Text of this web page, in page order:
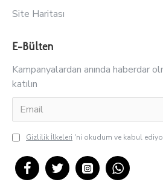
Site Haritası
E-Bülten
Kampanyalardan anında haberdar
katılın
Gizlilik İlkeleri 'ni okudum ve kabul